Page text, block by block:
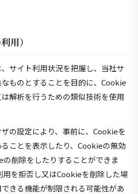
用）
サイト利用状況を把握し、当社サ
ものとすることを目的に、Cookie
解析を行うための類似技術を使用
の設定により、事前に、Cookieを
ことを表示したり、Cookieの無効
削除をしたりすることができま
を拒否し又はCookieを削除した場
きる機能が制限される可能性があ